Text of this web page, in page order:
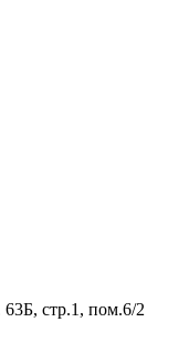
стр.1, пом.6/2